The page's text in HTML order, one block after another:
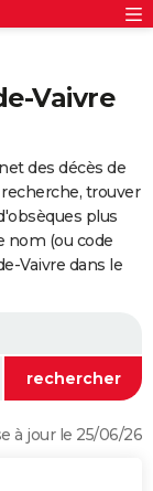
Vaivre
des décès de
trouver
plus
nom (ou code
Vaivre dans le
à jour le 25/06/26